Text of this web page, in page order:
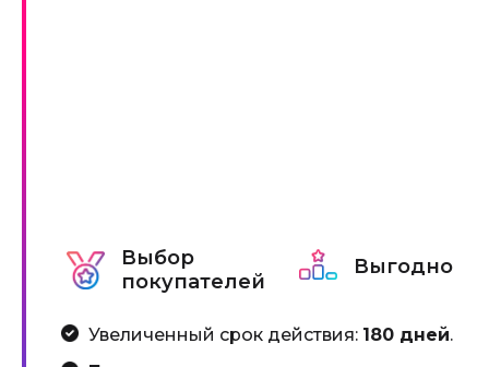
Выбор
покупателей
Выгодно
Увеличенный срок действия: 180 дней.